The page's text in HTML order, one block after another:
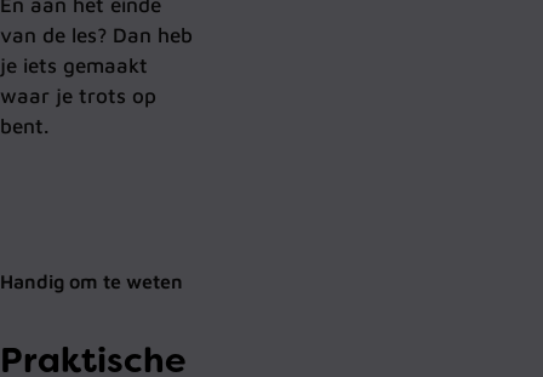
van de les? Dan heb
je iets gemaakt
waar je trots op
bent.
Praktische
Handig om te weten